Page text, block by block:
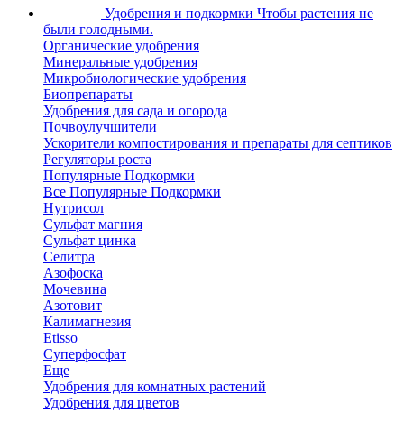
Удобрения и подкормки Чтобы растения не
были голодными.
Органические удобрения
Минеральные удобрения
Микробиологические удобрения
Биопрепараты
Удобрения для сада и огорода
Почвоулучшители
Ускорители компостирования и препараты для септиков
Регуляторы роста
Популярные Подкормки
Все Популярные Подкормки
Нутрисол
Сульфат магния
Сульфат цинка
Селитра
Азофоска
Мочевина
Азотовит
Калимагнезия
Etisso
Суперфосфат
Еще
Удобрения для комнатных растений
Удобрения для цветов